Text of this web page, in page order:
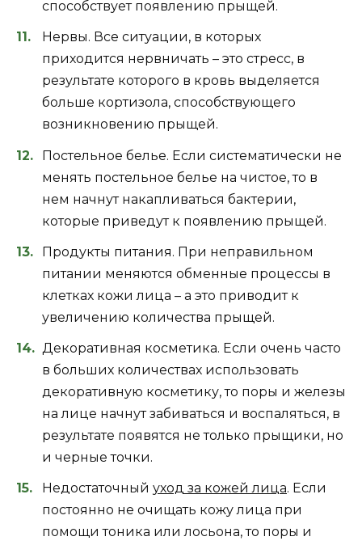
способствует появлению прыщей.
Нервы. Все ситуации, в которых
приходится нервничать – это стресс, в
результате которого в кровь выделяется
больше кортизола, способствующего
возникновению прыщей.
Постельное белье. Если систематически не
менять постельное белье на чистое, то в
нем начнут накапливаться бактерии,
которые приведут к появлению прыщей.
Продукты питания. При неправильном
питании меняются обменные процессы в
клетках кожи лица – а это приводит к
увеличению количества прыщей.
Декоративная косметика. Если очень часто
в больших количествах использовать
декоративную косметику, то поры и железы
на лице начнут забиваться и воспаляться, в
результате появятся не только прыщики, но
и черные точки.
Недостаточный уход за кожей лица. Если
постоянно не очищать кожу лица при
помощи тоника или лосьона, то поры и